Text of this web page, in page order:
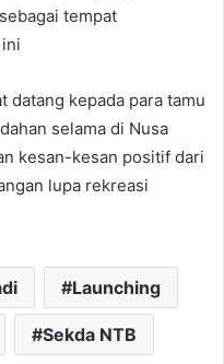
tempat
datang kepada para tamu
selama di Nusa
kesan-kesan positif dari
lupa rekreasi
Launching
Sekda NTB